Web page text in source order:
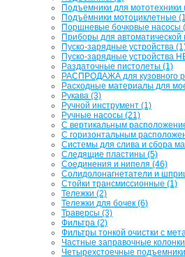
Подъемники для мототехники
Подъёмники мотоциклетные
Поршневые бочковые насосы
Приборы для автоматической
Пуско-зарядные устройства
Пуско-зарядные устройства
Раздаточные пистолеты (1)
РАСПРОДАЖА для кузовного
Расходные материалы для
Рукава (3)
Ручной инструмент (1)
Ручные насосы (21)
С вертикальным
С горизонтальным
Системы для слива и сбора
Следящие пластины (5)
Соединения и нипеля (46)
Солидолонагнетатели и
Стойки трансмиссионные (1)
Тележки (2)
Тележки для бочек (6)
Траверсы (3)
Фильтра (2)
Фильтры тонкой очистки с
Частные заправочные
Четырехстоечные